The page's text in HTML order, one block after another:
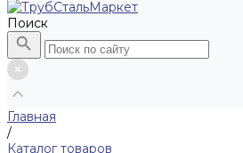
Поиск
Главная
/
Каталог товаров